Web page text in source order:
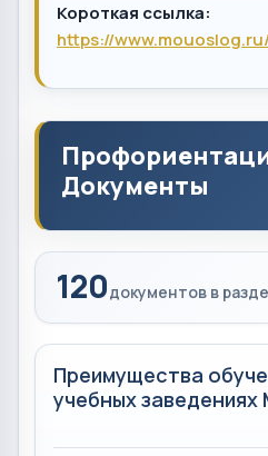
Короткая ссылка:
https://
Документы
120документов в
Преимущества
учебных